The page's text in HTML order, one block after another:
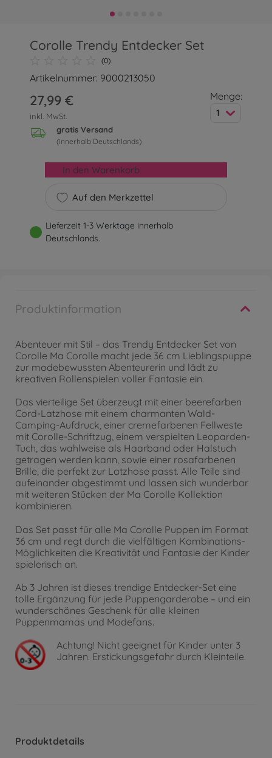
Corolle Trendy Entdecker Set
(0)
Artikelnummer: 9000213050
27,99 €
inkl. MwSt.
gratis Versand
(innerhalb Deutschlands)
Menge:
1
Auf den Merkzettel
In den Warenkorb
Lieferzeit 1-3 Werktage innerhalb
Deutschlands.
Produktinformation
Abenteuer mit Stil – das Trendy Entdecker Set von
Corolle Ma Corolle macht jede 36 cm Lieblingspuppe
zur modebewussten Abenteurerin und lädt zu
kreativen Rollenspielen voller Fantasie ein.
Das vierteilige Set überzeugt mit einer beerefarben
Cord-Latzhose mit einem charmanten Wald-
Camping-Aufdruck, einer cremefarbenen Fellweste
mit Corolle-Schriftzug, einem verspielten Leoparden-
Tuch, das wahlweise als Haarband oder Halstuch
getragen werden kann, sowie einer rosafarbenen
Brille, die perfekt zur Latzhose passt. Alle Teile sind
aufeinander abgestimmt und lassen sich wunderbar
mit weiteren Stücken der Ma Corolle Kollektion
kombinieren.
Das Set passt für alle Ma Corolle Puppen im Format
36 cm und regt durch die vielfältigen Kombinations-
Möglichkeiten die Kreativität und Fantasie der Kinder
spielerisch an.
Ab 3 Jahren ist dieses trendige Entdecker-Set eine
tolle Ergänzung für jede Puppengarderobe – und ein
wunderschönes Geschenk für alle kleinen
Puppenmamas und Modefans.
Achtung! Nicht geeignet für Kinder unter 3
Jahren. Erstickungsgefahr durch Kleinteile.
Produktdetails